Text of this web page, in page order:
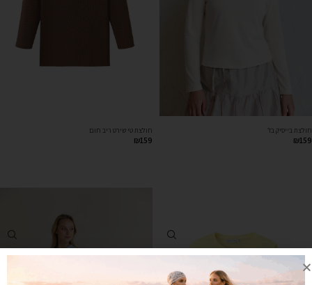
חולצת בייסיק בז’
₪159
חולצת טי שירט ריב חום
₪159